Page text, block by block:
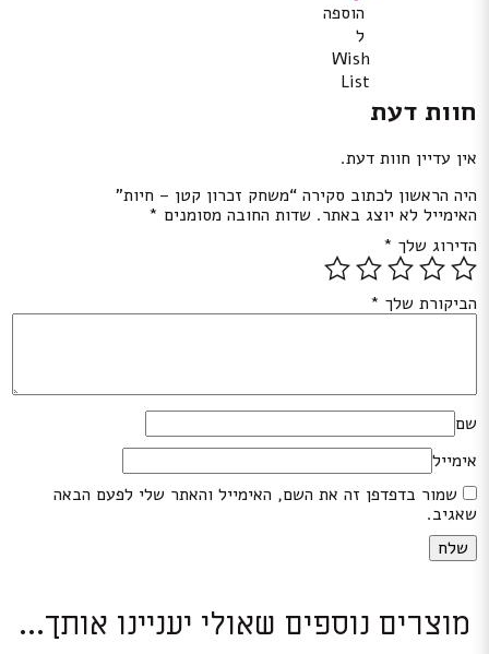
הוספה
ל
Wish
List
חוות דעת
אין עדיין חוות דעת.
היה הראשון לכתוב סקירה “משחק זכרון קטן – חיות”
האימייל לא יוצג באתר. שדות החובה מסומנים *
הדירוג שלך *
הביקורת שלך *
שם
אימייל
שמור בדפדפן זה את השם, האימייל והאתר שלי לפעם הבאה
שאגיב.
מוצרים נוספים שאולי יעניינו אותך...